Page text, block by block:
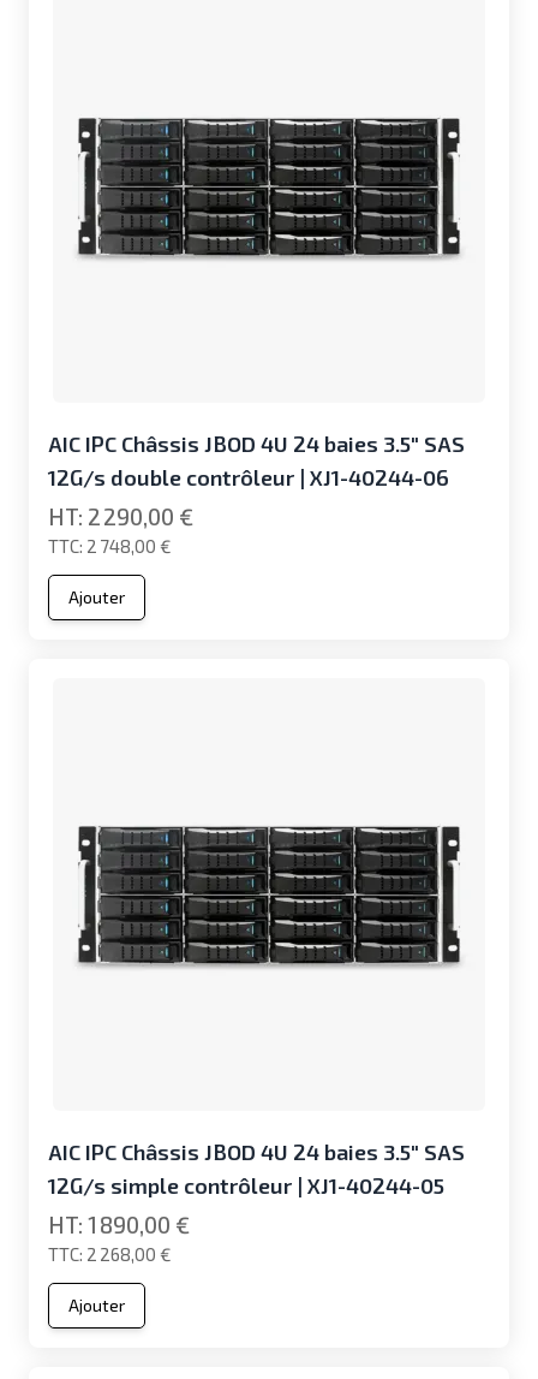
AIC IPC Châssis JBOD 4U 24 baies 3.5" SAS
12G/s double contrôleur | XJ1-40244-06
2 748,00 €
2 290,00 €
Ajouter
AIC IPC Châssis JBOD 4U 24 baies 3.5" SAS
12G/s simple contrôleur | XJ1-40244-05
2 268,00 €
1 890,00 €
Ajouter